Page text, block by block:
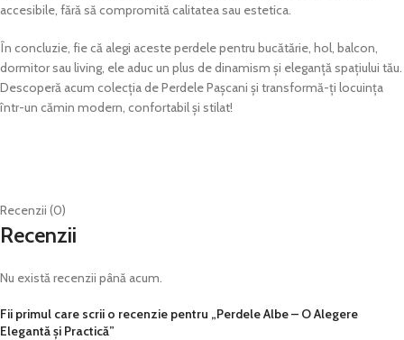
accesibile, fără să compromită calitatea sau estetica.
În concluzie, fie că alegi aceste perdele pentru bucătărie, hol, balcon,
dormitor sau living, ele aduc un plus de dinamism și eleganță spațiului tău.
Descoperă acum colecția de Perdele Pașcani și transformă-ți locuința
într-un cămin modern, confortabil și stilat!
Recenzii (0)
Recenzii
Nu există recenzii până acum.
Fii primul care scrii o recenzie pentru „Perdele Albe – O Alegere
Elegantă și Practică”